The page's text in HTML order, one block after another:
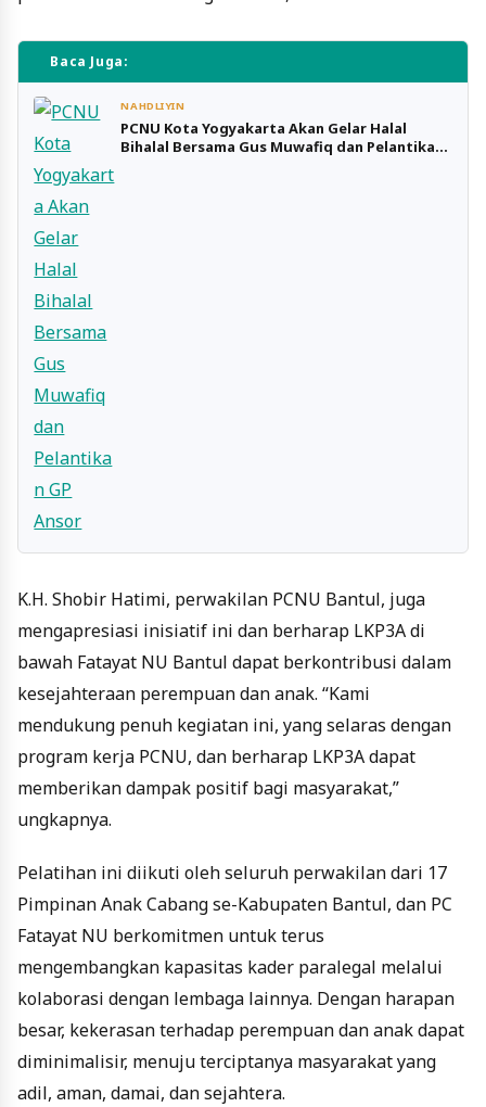
Baca Juga:
NAHDLIYIN
PCNU Kota Yogyakarta Akan Gelar Halal
Bihalal Bersama Gus Muwafiq dan Pelantikan
K.H. Shobir Hatimi, perwakilan PCNU Bantul, juga
mengapresiasi inisiatif ini dan berharap LKP3A di
bawah Fatayat NU Bantul dapat berkontribusi dalam
kesejahteraan perempuan dan anak. “Kami
mendukung penuh kegiatan ini, yang selaras dengan
program kerja PCNU, dan berharap LKP3A dapat
memberikan dampak positif bagi masyarakat,”
ungkapnya.
Pelatihan ini diikuti oleh seluruh perwakilan dari 17
Pimpinan Anak Cabang se-Kabupaten Bantul, dan PC
Fatayat NU berkomitmen untuk terus
mengembangkan kapasitas kader paralegal melalui
kolaborasi dengan lembaga lainnya. Dengan harapan
besar, kekerasan terhadap perempuan dan anak dapat
diminimalisir, menuju terciptanya masyarakat yang
adil, aman, damai, dan sejahtera.